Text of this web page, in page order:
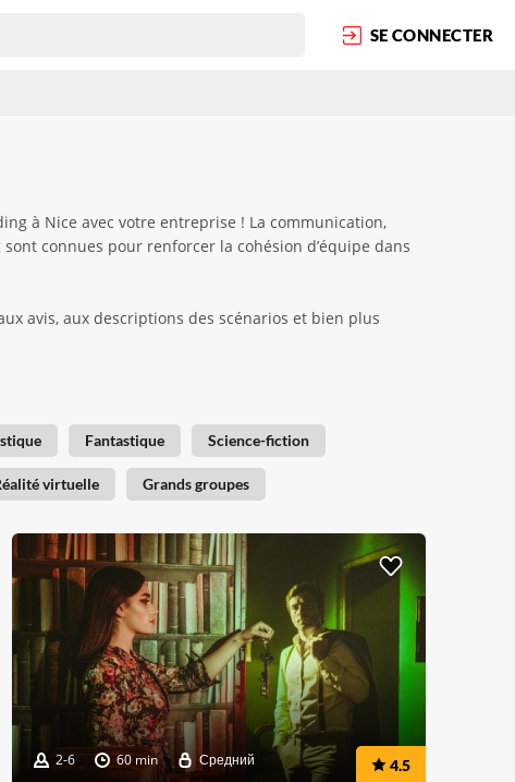
SE CONNECTER
à Nice avec votre entreprise ! La communication,
connues pour renforcer la cohésion d’équipe dans
avis, aux descriptions des scénarios et bien plus
Fantastique Science-fiction
virtuelle Grands groupes
2-6 60 min Средний 4.5